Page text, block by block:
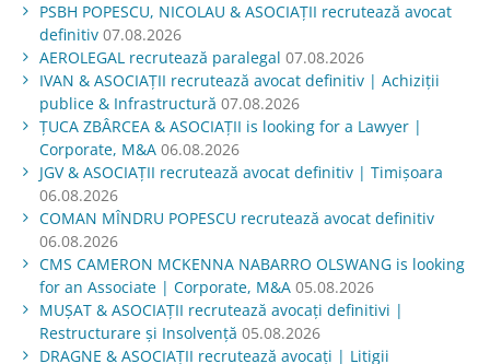
PSBH POPESCU, NICOLAU & ASOCIAȚII recrutează avocat
definitiv 07.08.2026
AEROLEGAL recrutează paralegal 07.08.2026
IVAN & ASOCIAŢII recrutează avocat definitiv | Achiziții
publice & Infrastructură 07.08.2026
ŢUCA ZBÂRCEA & ASOCIAŢII is looking for a Lawyer |
Corporate, M&A 06.08.2026
JGV & ASOCIAŢII recrutează avocat definitiv | Timișoara
06.08.2026
COMAN MÎNDRU POPESCU recrutează avocat definitiv
06.08.2026
CMS CAMERON MCKENNA NABARRO OLSWANG is looking
for an Associate | Corporate, M&A 05.08.2026
MUŞAT & ASOCIAŢII recrutează avocați definitivi |
Restructurare și Insolvență 05.08.2026
DRAGNE & ASOCIAȚII recrutează avocați | Litigii